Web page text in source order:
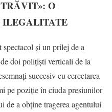
O
și un prilej de a
doi polițiști verticali de la
succesiv cu cercetarea
pe poziție în ciuda presiunilor
de a obține tragerea agentului